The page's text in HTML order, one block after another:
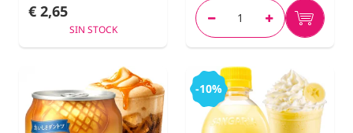
€ 2,65
SIN STOCK
-10%